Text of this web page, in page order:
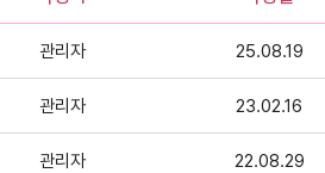
관리자 25.08.19
관리자 23.02.16
관리자 22.08.29